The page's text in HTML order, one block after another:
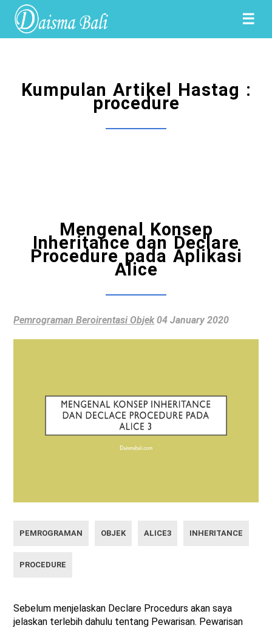
☰
Kumpulan Artikel Hastag :
procedure
Mengenal Konsep
Inheritance dan Declare
Procedure pada Aplikasi
Alice
Pemrograman Beroirentasi Objek 04 January 2020
PEMROGRAMAN OBJEK ALICE3 INHERITANCE
PROCEDURE
Sebelum menjelaskan Declare Procedurs akan saya
jelaskan terlebih dahulu tentang Pewarisan. Pewarisan